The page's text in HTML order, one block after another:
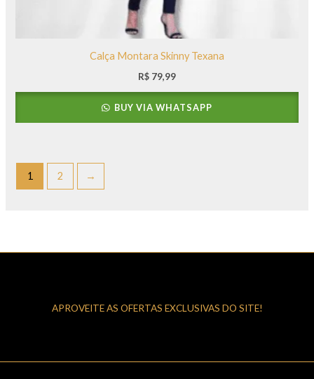
Calça Montara Skinny Texana
R$ 79,99
BUY VIA WHATSAPP
1 2 →
APROVEITE AS OFERTAS EXCLUSIVAS DO SITE!